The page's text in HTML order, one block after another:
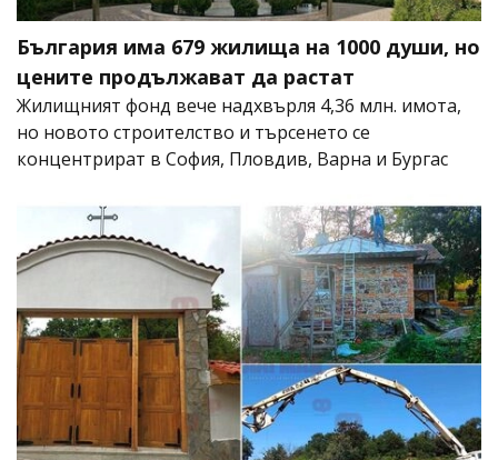
България има 679 жилища на 1000 души, но
цените продължават да растат
Жилищният фонд вече надхвърля 4,36 млн. имота,
но новото строителство и търсенето се
концентрират в София, Пловдив, Варна и Бургас